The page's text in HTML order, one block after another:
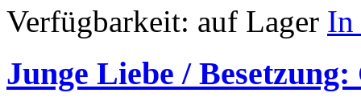
Verfügbarkeit: auf Lager In
Junge Liebe / Besetzung: